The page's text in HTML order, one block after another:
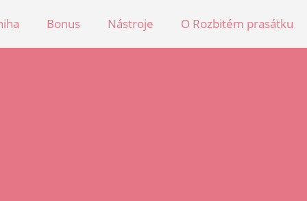
Bonus Nástroje O Rozbitém prasátku